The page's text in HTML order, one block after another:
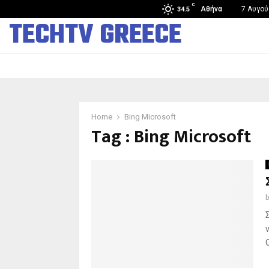
34.5
C
Αθήνα 7
Άνοιξε στην Κίνα το πρώτο κατάστημα ανθρωποειδών…
TECHTV GREECE
Home Bing Microsoft
Tag : Bing Microsoft